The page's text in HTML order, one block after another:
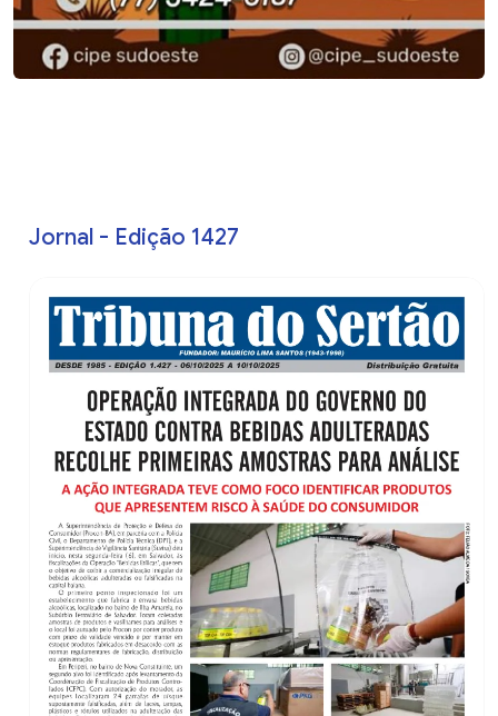
Jornal - Edição 1427